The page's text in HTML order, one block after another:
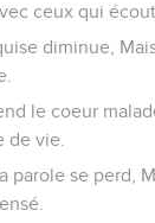
ceux qui
diminue,
le coeur
de vie.
parole se perd,